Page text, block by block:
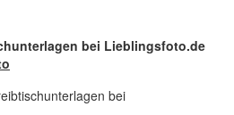
bei Lieblingsfoto.de
bei